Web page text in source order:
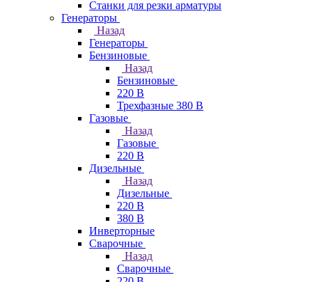
Станки для резки арматуры
Генераторы
Назад
Генераторы
Бензиновые
Назад
Бензиновые
220 В
Трехфазные 380 В
Газовые
Назад
Газовые
220 В
Дизельные
Назад
Дизельные
220 В
380 В
Инверторные
Сварочные
Назад
Сварочные